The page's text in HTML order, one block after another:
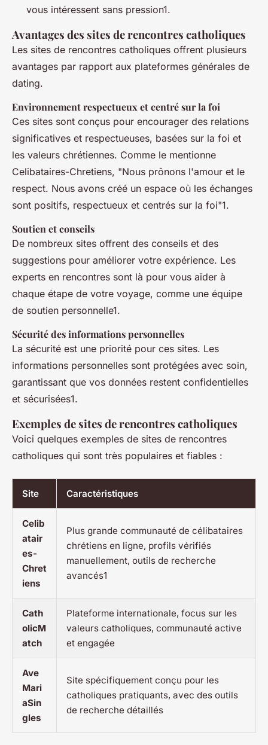
vous intéressent sans pression1.
Avantages des sites de rencontres catholiques
Les sites de rencontres catholiques offrent plusieurs
avantages par rapport aux plateformes générales de
dating.
Environnement respectueux et centré sur la foi
Ces sites sont conçus pour encourager des relations
significatives et respectueuses, basées sur la foi et
les valeurs chrétiennes. Comme le mentionne
Celibataires-Chretiens, "Nous prônons l'amour et le
respect. Nous avons créé un espace où les échanges
sont positifs, respectueux et centrés sur la foi"1.
Soutien et conseils
De nombreux sites offrent des conseils et des
suggestions pour améliorer votre expérience. Les
experts en rencontres sont là pour vous aider à
chaque étape de votre voyage, comme une équipe
de soutien personnelle1.
Sécurité des informations personnelles
La sécurité est une priorité pour ces sites. Les
informations personnelles sont protégées avec soin,
garantissant que vos données restent confidentielles
et sécurisées1.
Exemples de sites de rencontres catholiques
Voici quelques exemples de sites de rencontres
catholiques qui sont très populaires et fiables :
Site Caractéristiques
Celib
atair
es-
Chret
iens
Plus grande communauté de célibataires
chrétiens en ligne, profils vérifiés
manuellement, outils de recherche
avancés1
Cath
olicM
atch
Plateforme internationale, focus sur les
valeurs catholiques, communauté active
et engagée
Ave
Mari
aSin
gles
Site spécifiquement conçu pour les
catholiques pratiquants, avec des outils
de recherche détaillés